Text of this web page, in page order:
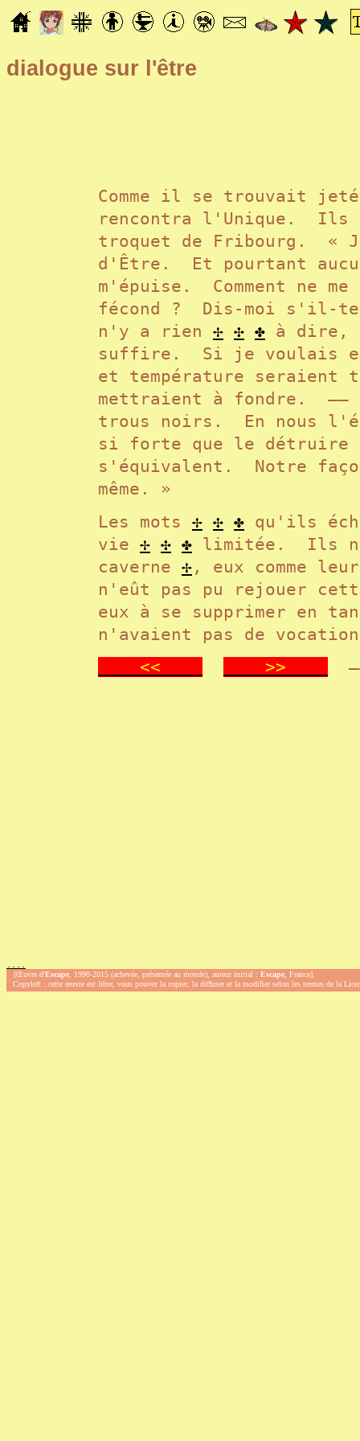
dialogue sur l'être
Comme il se trouvait
rencontra l'Unique. Ils
troquet de Fribourg. «
d'Être. Et pourtant
m'épuise. Comment ne
fécond ? Dis-moi s'il-
n'y a rien ✢ ✣ ✤ à dire,
suffire. Si je voulais
et température seraient
mettraient à fondre. ——
trous noirs. En nous
si forte que le détruire
s'équivalent. Notre
même. »
Les mots ✢ ✣ ✤ qu'ils
vie ✢ ✣ ✤ limitée. Ils ne
caverne ✢ , eux comme
n'eût pas pu rejouer
eux à se supprimer en
n'avaient pas de
<<
>>
[Œuvre d'Escape, 1990-2015 (achevée, présentée au monde), auteur initial :Escape, France].
Copyleft : cette œuvre est libre, vous pouvez la copier, la diffuser et la modifier selon les termes de la